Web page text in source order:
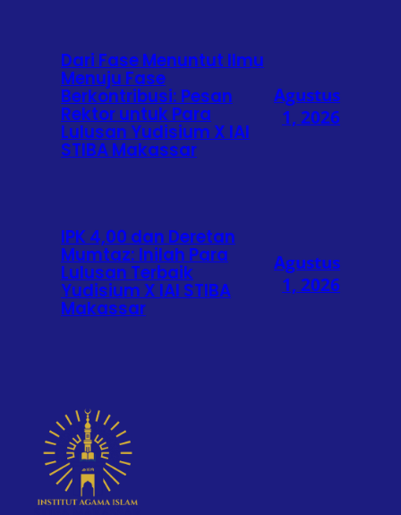
Dari Fase Menuntut Ilmu
Menuju Fase
Berkontribusi: Pesan
Rektor untuk Para
Lulusan Yudisium X IAI
STIBA Makassar
Agustus
1, 2026
IPK 4,00 dan Deretan
Mumtaz: Inilah Para
Lulusan Terbaik
Yudisium X IAI STIBA
Makassar
Agustus
1, 2026